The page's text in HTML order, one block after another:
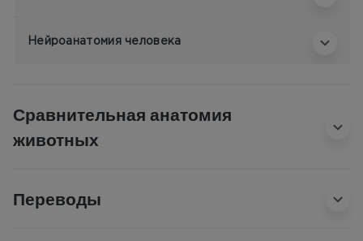
Нейроанатомия человека
Сравнительная анатомия
животных
Переводы